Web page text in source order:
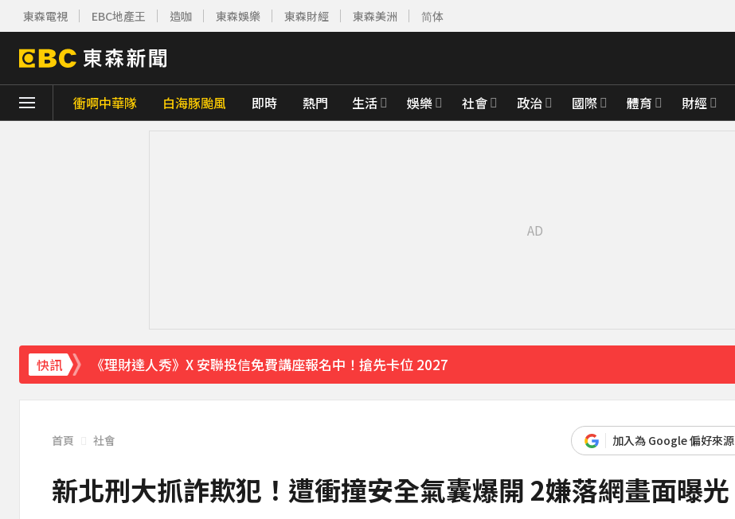
東森電視 EBC地產王 造咖 東森娛樂 東森財經 東森美洲 简体
衝啊中華隊 白海豚颱風 即時 熱門 生活 娛樂 社會 政治 國際 體育 財經
快訊
《理財達人秀》X 安聯投信免費講座報名中！搶先卡位 2027
首頁 社會 加入為 Google 偏好來源
新北刑大抓詐欺犯！遭衝撞安全氣囊爆開 2嫌落網畫面曝光